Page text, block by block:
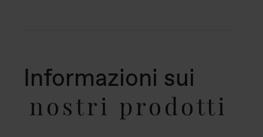
Informazioni sui
nostri prodotti